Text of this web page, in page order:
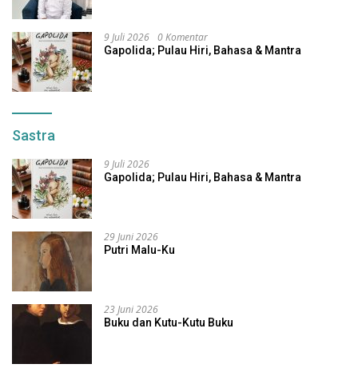
9 Juli 2026 0 Komentar
Gapolida; Pulau Hiri, Bahasa & Mantra
Sastra
9 Juli 2026
Gapolida; Pulau Hiri, Bahasa & Mantra
29 Juni 2026
Putri Malu-Ku
23 Juni 2026
Buku dan Kutu-Kutu Buku